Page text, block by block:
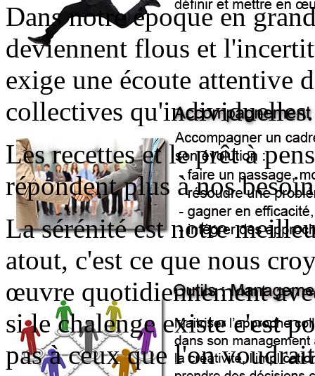
Dans notre époque en
deviennent flous et
exige une écoute attentive
collectives qu'individuelles.
Les recettes et le prêt à
répondent plus à nos
La sérénité est notre
atout, c'est ce que nous
œuvre quotidiennement
si le chalenge existe c'est
pas à ceux que l'on